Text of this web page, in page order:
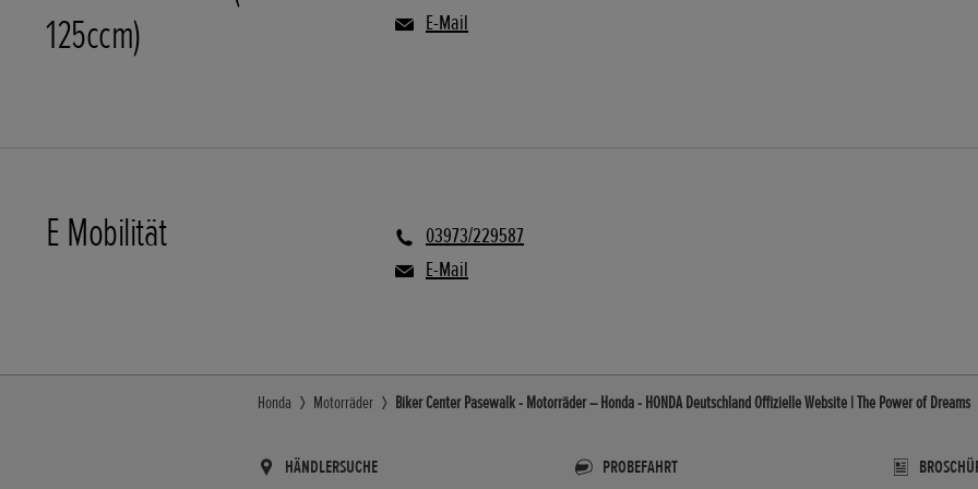
125ccm)
E-Mail
E Mobilität
03973/229587
E-Mail
Honda Motorräder Biker Center Pasewalk - Motorräder – Honda - HONDA Deutschland Offizielle Website | The Power of Dreams
HÄNDLERSUCHE PROBEFAHRT